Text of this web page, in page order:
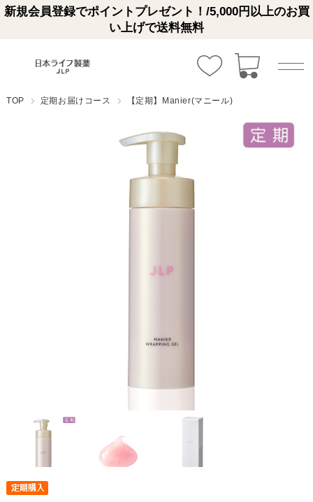
新規会員登録でポイントプレゼント！/5,000円以上のお買
い上げで送料無料
TOP 定期お届けコース 【定期】Manier(マニール)